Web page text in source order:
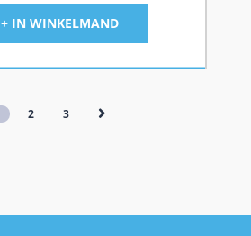
+ IN WINKELMAND
2 3